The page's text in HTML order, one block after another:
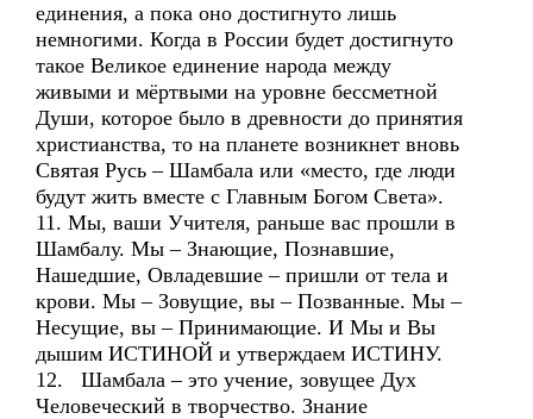
единения, а пока оно достигнуто лишь
немногими. Когда в России будет достигнуто
такое Великое единение народа между
живыми и мёртвыми на уровне бессметной
Души, которое было в древности до принятия
христианства, то на планете возникнет вновь
Святая Русь – Шамбала или «место, где люди
будут жить вместе с Главным Богом Света».
11. Мы, ваши Учителя, раньше вас прошли в
Шамбалу. Мы – Знающие, Познавшие,
Нашедшие, Овладевшие – пришли от тела и
крови. Мы – Зовущие, вы – Позванные. Мы –
Несущие, вы – Принимающие. И Мы и Вы
дышим ИСТИНОЙ и утверждаем ИСТИНУ.
12. Шамбала – это учение, зовущее Дух
Человеческий в творчество. Знание